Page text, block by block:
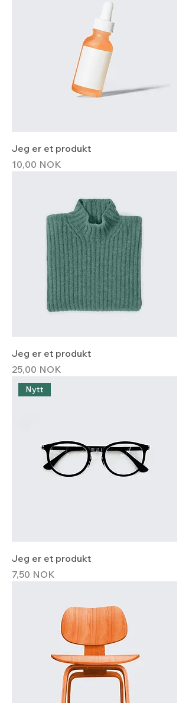
Jeg er et produkt
Hinta
10,00 NOK
Jeg er et produkt
Hinta
25,00 NOK
Nytt
Jeg er et produkt
Hinta
7,50 NOK